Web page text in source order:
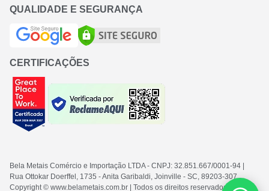
QUALIDADE E SEGURANÇA
CERTIFICAÇÕES
Bela Metais Comércio e Importação LTDA- CNPJ: 32.851.667/0001-94
Rua Ottokar Doerffel, 1735 - Anita Garibaldi, Joinville - SC, 89203-307
Copyright © www.belametais.com.br | Todos os direitos reservados